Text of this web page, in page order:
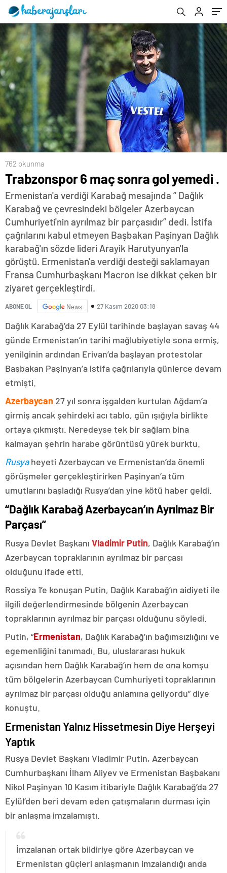
762 okunma
Trabzonspor 6 maç sonra gol yemedi .
Ermenistan'a verdiği Karabağ mesajında “ Dağlık
Karabağ ve çevresindeki bölgeler Azerbaycan
Cumhuriyeti'nin ayrılmaz bir parçasıdır” dedi. İstifa
çağrılarını kabul etmeyen Başbakan Paşinyan Dağlık
karabağ'ın sözde lideri Arayik Harutyunyan'la
görüştü. Ermenistan'a verdiği desteği saklamayan
Fransa Cumhurbaşkanı Macron ise dikkat çeken bir
ziyaret gerçekleştirdi.
ABONE OL News 27 Kasım 2020 03:18
Dağlık Karabağ’da 27 Eylül tarihinde başlayan savaş 44
günde Ermenistan’ın tarihi mağlubiyetiyle sona ermiş,
yenilginin ardından Erivan’da başlayan protestolar
Başbakan Paşinyan’a istifa çağrılarıyla günlerce devam
etmişti.
Azerbaycan 27 yıl sonra işgalden kurtulan Ağdam’a
girmiş ancak şehirdeki acı tablo, gün ışığıyla birlikte
ortaya çıkmıştı. Neredeyse tek bir sağlam bina
kalmayan şehrin harabe görüntüsü yürek burktu.
Rusyaheyeti Azerbaycan ve Ermenistan’da önemli
görüşmeler gerçekleştirirken Paşinyan’a tüm
umutlarını başladığı Rusya’dan yine kötü haber geldi.
“Dağlık Karabağ Azerbaycan’ın Ayrılmaz Bir
Parçası”
Rusya Devlet Başkanı Vladimir Putin, Dağlık Karabağ’ın
Azerbaycan topraklarının ayrılmaz bir parçası
olduğunu ifade etti.
Rossiya 1’e konuşan Putin, Dağlık Karabağ’ın aidiyeti ile
ilgili değerlendirmesinde bölgenin Azerbaycan
topraklarının ayrılmaz bir parçası olduğunu söyledi.
Putin, “Ermenistan, Dağlık Karabağ’ın bağımsızlığını ve
egemenliğini tanımadı. Bu, uluslararası hukuk
açısından hem Dağlık Karabağ’ın hem de ona komşu
tüm bölgelerin Azerbaycan Cumhuriyeti topraklarının
ayrılmaz bir parçası olduğu anlamına geliyordu” diye
konuştu.
Ermenistan Yalnız Hissetmesin Diye Herşeyi
Yaptık
Rusya Devlet Başkanı Vladimir Putin, Azerbaycan
Cumhurbaşkanı İlham Aliyev ve Ermenistan Başbakanı
Nikol Paşinyan 10 Kasım itibariyle Dağlık Karabağ’da 27
Eylül’den beri devam eden çatışmaların durması için
bir anlaşma imzalamıştı.
İmzalanan ortak bildiriye göre Azerbaycan ve
Ermenistan güçleri anlaşmanın imzalandığı anda